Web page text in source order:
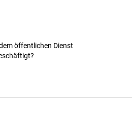
öffentlichen Dienst